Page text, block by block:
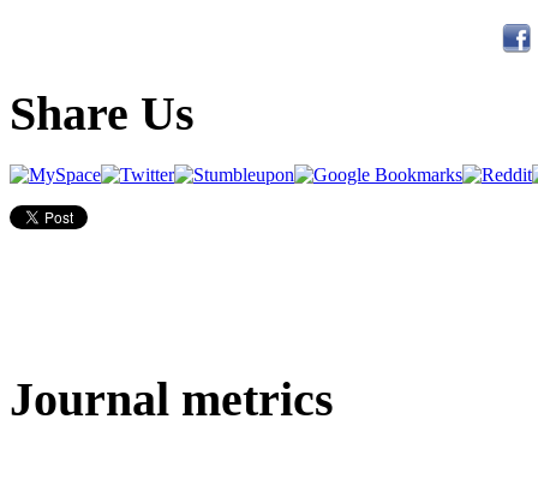
Share Us
Journal metrics